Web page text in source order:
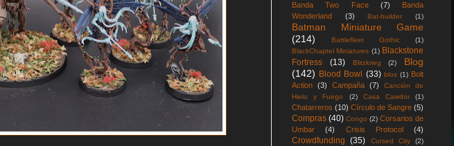
Banda Two Face
(7)
Banda
Wonderland
(3) Bat-builder (1)
Batman Miniature Game
(214)
Battlefleet Gothic
(1)
BlackChaptel Miniatures (1) Blackstone
Fortress
(13) Blitzkrieg (2)
Blog
(142) Blood Bowl (33) blos (1) Bolt
Action (3) Campaña (7)
Canción de
Hielo y Fuego
(2) Casa Cawdor (1)
Chatarreros (10) Círculo de Sangre (5)
Compras (40) Congo (2) Corsarios de
Umbar
(4) Crisis Protocol (4)
Crowdfunding (35) Cursed City
(2)